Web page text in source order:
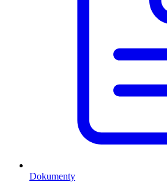
Dokumenty